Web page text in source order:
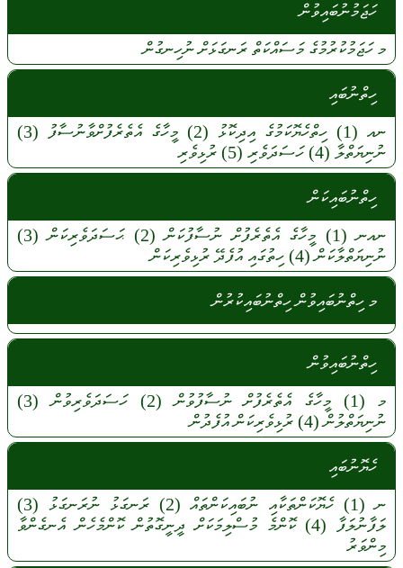
ހަޖަމުނުބައިވުން
މހަޖަމުކުރުމުގެމަސައްކަތް ރަނގަޅަށްނުހިނގުން
ހިތްނުބައި
ނއ (1) ހިތްހެޔޮކަމުގެ އިދިކޮޅު (2) މީހާގެއެތެރެފުށްވާނުސާފު (3)
ނުނިޔަތްލާ (4) ހަސަދަވެރި (5) ރުޅިވެރި
ހިތްނުބައިކަން
ނއނ (1) މީހާގެއެތެރެފުށް ނުސާފުކަން (2) ޙަސަދަވެރިކަން (3)
ނުނިޔަތްލާކަން(4) ހިތުގައި އުފެދޭ ރުޅިވެރިކަން
މ ހިތްނުބައިވުން ހިތްނުބައިކުރުން
ހިތްނުބައިވުން
މ (1) މީހާގެއެތެރެފުށްނުސާފުވުން (2) ހަސަދަވެރިވުން (3)
ނުނިޔަތްލުން(4) ރުޅިވެރިކަންއުފެދުން
ހެޔޮނުބައި
ނ (1) ހެޔޮކަންތަކާއި ނުބައިކަންތައް (2) ރަނގަޅުނުރަނގަޅު (3)
ލަފާނުލަފާ (4) ކޮންމެ މުސްލިމަކަށް ދީނީގޮތުންކޮންމެހެންއެނގެންވާ
މިންވަރު